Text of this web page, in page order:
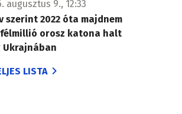
augusztus 9., 12:33
szerint 2022 óta majdnem
orosz katona halt
Ukrajnában
LISTA